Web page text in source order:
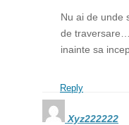
Nu ai de unde
de
inainte sa
Reply
Xyz222222